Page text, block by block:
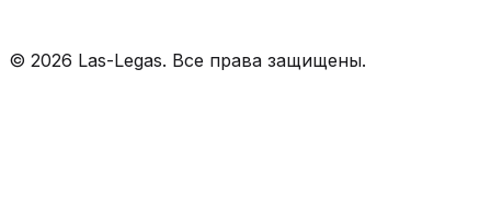
© 2026 Las-Legas. Все права защищены.